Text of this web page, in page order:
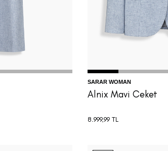
42 32 34 36 38
SARAR WOMAN
Alnix Mavi Ceket
8.999,99 TL